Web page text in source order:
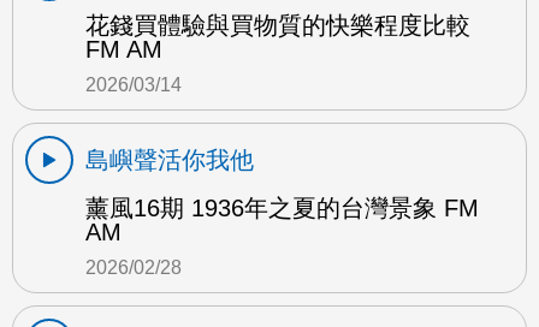
花錢買體驗與買物質的快樂程度比較
FM AM
2026/03/14
島嶼聲活你我他
薰風16期 1936年之夏的台灣景象 FM
AM
2026/02/28